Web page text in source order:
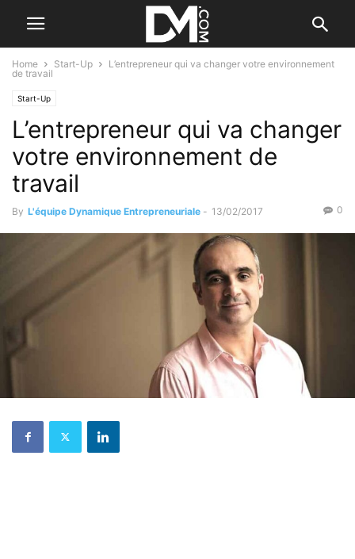
Home Start-Up
L’entrepreneur qui va changer votre environnement
de travail
Start-Up
L’entrepreneur qui va changer
votre environnement de
travail
By L'équipe Dynamique Entrepreneuriale - 13/02/2017 0